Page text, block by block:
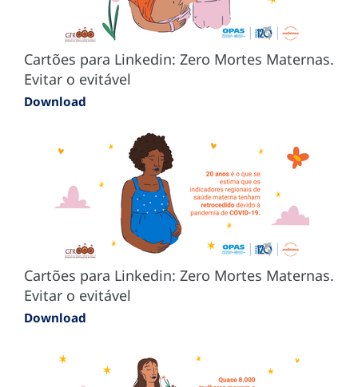
Cartões para Linkedin: Zero Mortes Maternas.
Evitar o evitável
Download
Cartões para Linkedin: Zero Mortes Maternas.
Evitar o evitável
Download